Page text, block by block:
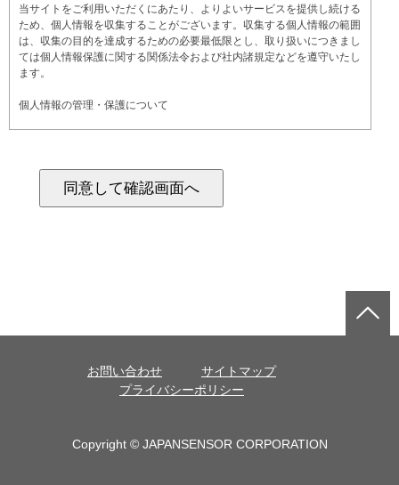
当サイトをご利用いただくにあたり、よりよいサービスを提供し続ける
ため、個人情報を収集することがございます。収集する個人情報の範囲
は、収集の目的を達成するための必要最低限とし、取り扱いにつきまし
ては個人情報保護に関する関係法令および社内諸規定などを遵守いたし
ます。
個人情報の管理・保護について
ない限り、個人識別が可能な状態で第三者に個人情報を提供しないもの
とします。当サイトへのアクセスにより、他のお客様が個人情報を閲覧
必要に応じてお客様にご連絡を行うため
個人情報保護方針の改善
要性が生じた際に、適宜改善を行います。
お問い合わせ
サイトマップ
プライバシーポリシー
Copyright © JAPANSENSOR CORPORATION